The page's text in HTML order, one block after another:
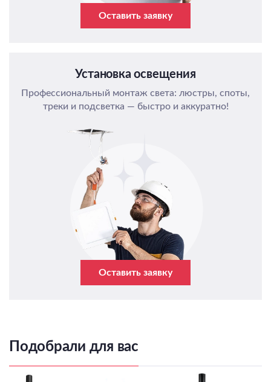
Оставить заявку
Установка освещения
Профессиональный монтаж света: люстры, споты,
треки и подсветка — быстро и аккуратно!
Оставить заявку
Подобрали для вас